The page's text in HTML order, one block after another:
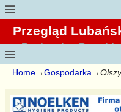
Przegląd
Regionalny Portal
Home→Gospodarka→